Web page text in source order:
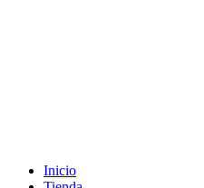
Inicio